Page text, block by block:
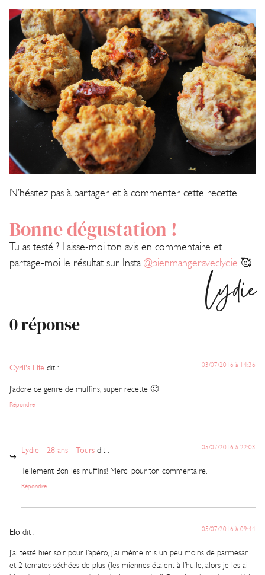
N’hésitez pas à partager et à commenter cette recette.
Bonne dégustation !
Tu as testé ? Laisse-moi ton avis en commentaire et
partage-moi le résultat sur Insta @bienmangeraveclydie 🥰
Lydie
0 réponse
Cyril's Life dit : 03/07/2016 à 14:36
J’adore ce genre de muffins, super recette 🙂
Répondre
Lydie - 28 ans - Tours dit : 05/07/2016 à 22:03
Tellement Bon les muffins! Merci pour ton commentaire.
Répondre
Elo dit : 05/07/2016 à 09:44
J’ai testé hier soir pour l’apéro, j’ai même mis un peu moins de parmesan
et 2 tomates séchées de plus (les miennes étaient à l’huile, alors je les ai